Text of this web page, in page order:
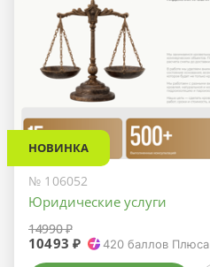
НОВИНКА
№ 106052
Юридические услуги
14990 ₽
10493 ₽ 420 баллов Плюса